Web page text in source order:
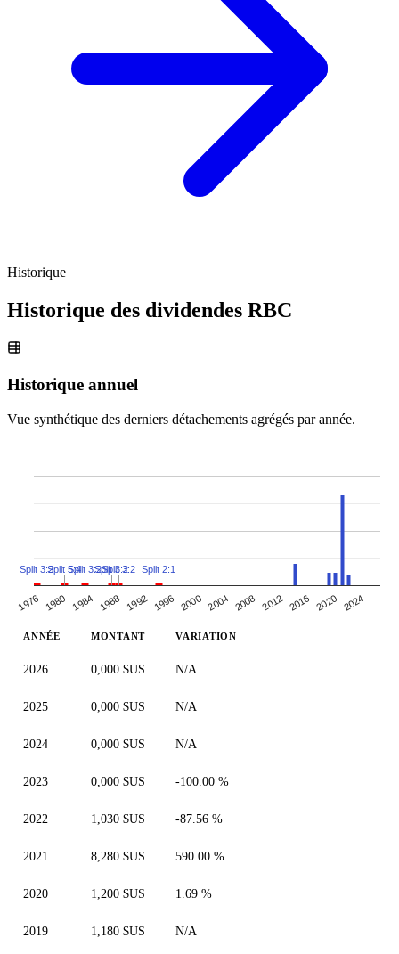
Historique
Historique des dividendes RBC
Historique annuel
Vue synthétique des derniers détachements agrégés par année.
1976 1980 1984 1988 1992 1996 2000 2004 2008 2012 2016 2020 2024
Split 3:2Split 5:4Split 3:2Split 3:2
Split 3:2 Split 2:1
ANNÉE MONTANT VARIATION
2026 0,000 $US N/A
2025 0,000 $US N/A
2024 0,000 $US N/A
2023 0,000 $US -100.00 %
2022 1,030 $US -87.56 %
2021 8,280 $US 590.00 %
2020 1,200 $US 1.69 %
2019 1,180 $US N/A